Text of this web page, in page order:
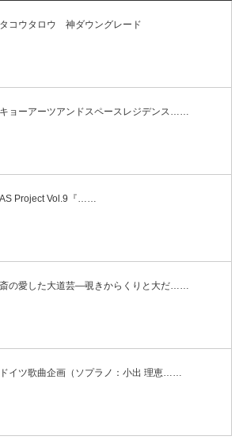
コウタロウ 神ダウングレード
キョーアーツアンドスペースレジデンス……
Project Vol.9『……
斎の愛した大道芸―覗きからくりと大だ……
イツ歌曲企画（ソプラノ：小出 理恵……